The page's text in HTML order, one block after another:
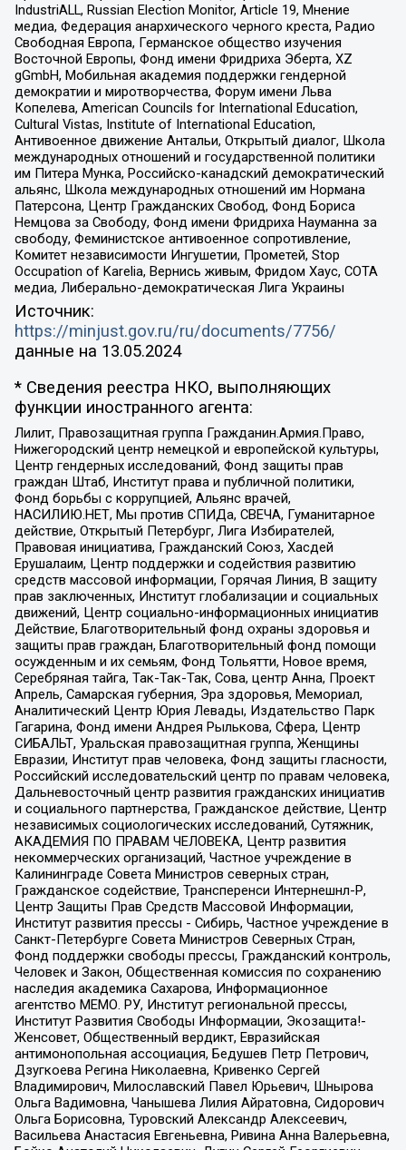
IndustriALL, Russian Election Monitor, Article 19, Мнение
медиа, Федерация анархического черного креста, Радио
Свободная Европа, Германское общество изучения
Восточной Европы, Фонд имени Фридриха Эберта, XZ
gGmbH, Мобильная академия поддержки гендерной
демократии и миротворчества, Форум имени Льва
Копелева, American Councils for International Education,
Cultural Vistas, Institute of International Education,
Антивоенное движение Антальи, Открытый диалог, Школа
международных отношений и государственной политики
им Питера Мунка, Российско-канадский демократический
альянс, Школа международных отношений им Нормана
Патерсона, Центр Гражданских Свобод, Фонд Бориса
Немцова за Свободу, Фонд имени Фридриха Науманна за
свободу, Феминистское антивоенное сопротивление,
Комитет независимости Ингушетии, Прометей, Stop
Occupation of Karelia, Вернись живым, Фридом Хаус, СОТА
медиа, Либерально-демократическая Лига Украины
Источник:
https://minjust.gov.ru/ru/documents/7756/
данные на 13.05.2024
* Сведения реестра НКО, выполняющих
функции иностранного агента:
Лилит, Правозащитная группа Гражданин.Армия.Право,
Нижегородский центр немецкой и европейской культуры,
Центр гендерных исследований, Фонд защиты прав
граждан Штаб, Институт права и публичной политики,
Фонд борьбы с коррупцией, Альянс врачей,
НАСИЛИЮ.НЕТ, Мы против СПИДа, СВЕЧА, Гуманитарное
действие, Открытый Петербург, Лига Избирателей,
Правовая инициатива, Гражданский Союз, Хасдей
Ерушалаим, Центр поддержки и содействия развитию
средств массовой информации, Горячая Линия, В защиту
прав заключенных, Институт глобализации и социальных
движений, Центр социально-информационных инициатив
Действие, Благотворительный фонд охраны здоровья и
защиты прав граждан, Благотворительный фонд помощи
осужденным и их семьям, Фонд Тольятти, Новое время,
Серебряная тайга, Так-Так-Так, Сова, центр Анна, Проект
Апрель, Самарская губерния, Эра здоровья, Мемориал,
Аналитический Центр Юрия Левады, Издательство Парк
Гагарина, Фонд имени Андрея Рылькова, Сфера, Центр
СИБАЛЬТ, Уральская правозащитная группа, Женщины
Евразии, Институт прав человека, Фонд защиты гласности,
Российский исследовательский центр по правам человека,
Дальневосточный центр развития гражданских инициатив
и социального партнерства, Гражданское действие, Центр
независимых социологических исследований, Сутяжник,
АКАДЕМИЯ ПО ПРАВАМ ЧЕЛОВЕКА, Центр развития
некоммерческих организаций, Частное учреждение в
Калининграде Совета Министров северных стран,
Гражданское содействие, Трансперенси Интернешнл-Р,
Центр Защиты Прав Средств Массовой Информации,
Институт развития прессы - Сибирь, Частное учреждение в
Санкт-Петербурге Совета Министров Северных Стран,
Фонд поддержки свободы прессы, Гражданский контроль,
Человек и Закон, Общественная комиссия по сохранению
наследия академика Сахарова, Информационное
агентство МЕМО. РУ, Институт региональной прессы,
Институт Развития Свободы Информации, Экозащита!-
Женсовет, Общественный вердикт, Евразийская
антимонопольная ассоциация, Бедушев Петр Петрович,
Дзугкоева Регина Николаевна, Кривенко Сергей
Владимирович, Милославский Павел Юрьевич, Шнырова
Ольга Вадимовна, Чанышева Лилия Айратовна, Сидорович
Ольга Борисовна, Туровский Александр Алексеевич,
Васильева Анастасия Евгеньевна, Ривина Анна Валерьевна,